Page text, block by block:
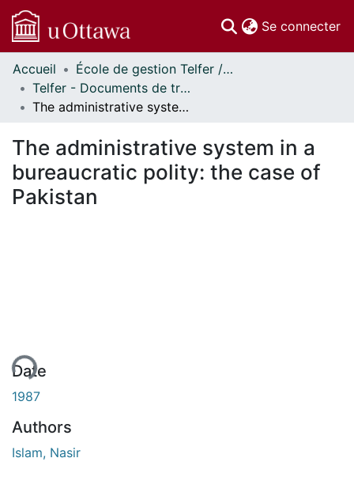
Se connecter
Communautés
et collections
Parcourir
À propos
Accueil
École de gestion Telfer // Telfer School of Management
Telfer - Documents de travail // Telfer - Working Papers
The administrative system in a bureaucratic polity: the case of Pakistan
The administrative system in a
bureaucratic polity: the case of
Pakistan
Date
1987
Authors
Islam, Nasir